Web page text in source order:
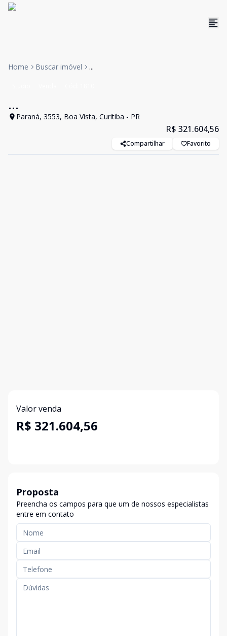
Home Buscar imóvel ...
...
Paraná, 3553, Boa Vista, Curitiba - PR
R$ 321.604,56
Compartilhar Favorito
Valor venda
R$ 321.604,56
Proposta
Preencha os campos para que um de nossos especialistas
entre em contato